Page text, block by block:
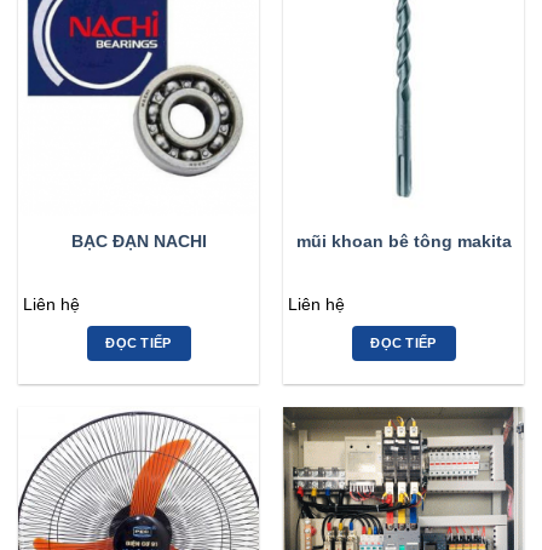
BẠC ĐẠN NACHI
Liên hệ
ĐỌC TIẾP
mũi khoan bê tông makita
Liên hệ
ĐỌC TIẾP